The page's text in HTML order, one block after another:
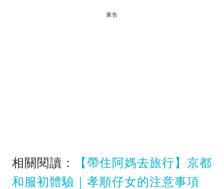
廣告
相關閱讀：
【帶住阿媽去旅行】京都
和服初體驗｜孝順仔女的注意事項